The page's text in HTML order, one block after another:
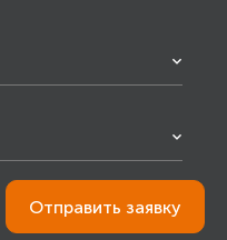
Отправить заявку